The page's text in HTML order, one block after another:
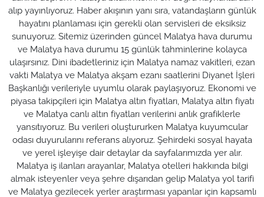
alıp yayınlıyoruz. Haber akışının yanı sıra, vatandaşların günlük
hayatını planlaması için gerekli olan servisleri de eksiksiz
sunuyoruz. Sitemiz üzerinden güncel Malatya hava durumu
ve Malatya hava durumu 15 günlük tahminlerine kolayca
ulaşırsınız. Dini ibadetleriniz için Malatya namaz vakitleri, ezan
vakti Malatya ve Malatya akşam ezanı saatlerini Diyanet İşleri
Başkanlığı verileriyle uyumlu olarak paylaşıyoruz. Ekonomi ve
piyasa takipçileri için Malatya altın fiyatları, Malatya altın fiyatı
ve Malatya canlı altın fiyatları verilerini anlık grafiklerle
yansıtıyoruz. Bu verileri oluştururken Malatya kuyumcular
odası duyurularını referans alıyoruz. Şehirdeki sosyal hayata
ve yerel işleyişe dair detaylar da sayfalarımızda yer alır.
Malatya iş ilanları arayanlar, Malatya otelleri hakkında bilgi
almak isteyenler veya şehre dışarıdan gelip Malatya yol tarifi
ve Malatya gezilecek yerler araştırması yapanlar için kapsamlı